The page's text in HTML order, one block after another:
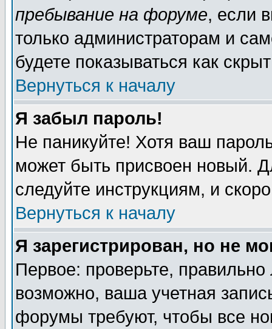
пребывание на форуме, если
только администраторам и
будете показываться как
Вернуться к началу
Я забыл пароль!
Не паникуйте! Хотя ваш
может быть присвоен новый.
следуйте инструкциям, и
Вернуться к началу
Я зарегистрирован, но не
Первое: проверьте,
возможно, ваша учетная
форумы требуют, чтобы все